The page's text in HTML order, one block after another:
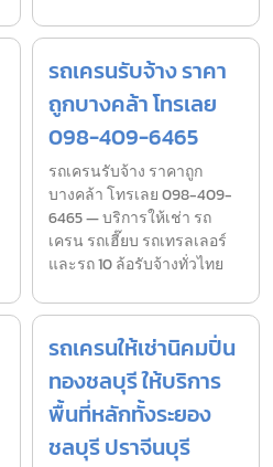
รถเครนรับจ้าง ราคา
ถูกบางคล้า โทรเลย
098-409-6465
รถเครนรับจ้าง ราคาถูก
บางคล้า โทรเลย 098-409-
6465 — บริการให้เช่า รถ
เครน รถเฮี๊ยบ รถเทรลเลอร์
และรถ 10 ล้อรับจ้างทั่วไทย
รถเครนให้เช่านิคมปิ่น
ทองชลบุรี ให้บริการ
พื้นที่หลักทั้งระยอง
ชลบุรี ปราจีนบุรี